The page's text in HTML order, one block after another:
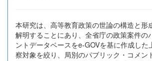
本研究は、高等教育政策の世論の構造と形
解明することにあり、全省庁の政策案件の
ントデータベースをe-GOVを基に作成した
察対象を絞り、局別のパブリック・コメン